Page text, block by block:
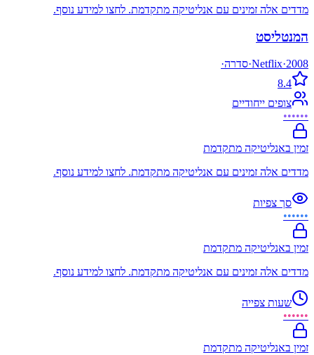
מדדים אלה זמינים עם אנליטיקה מתקדמת. לחצו למידע נוסף.
המנטליסט
2008
·
Netflix
·סדרה·
8.4
צופים ייחודיים
••••••
זמין באנליטיקה מתקדמת
מדדים אלה זמינים עם אנליטיקה מתקדמת. לחצו למידע נוסף.
סך צפיות
••••••
זמין באנליטיקה מתקדמת
מדדים אלה זמינים עם אנליטיקה מתקדמת. לחצו למידע נוסף.
שעות צפייה
••••••
זמין באנליטיקה מתקדמת